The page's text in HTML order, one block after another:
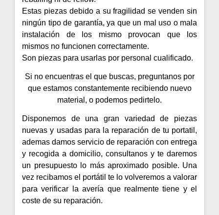
Estas piezas debido a su fragilidad se venden sin
ningún tipo de garantía, ya que un mal uso o mala
instalación de los mismo provocan que los
mismos no funcionen correctamente.
Son piezas para usarlas por personal cualificado.
Si no encuentras el que buscas, preguntanos por
que estamos constantemente recibiendo nuevo
material, o podemos pedirtelo.
Disponemos de una gran variedad de piezas
nuevas y usadas para la reparación de tu portatil,
ademas damos servicio de reparación con entrega
y recogida a domicilio, consultanos y te daremos
un presupuesto lo más aproximado posible. Una
vez recibamos el portátil te lo volveremos a valorar
para verificar la avería que realmente tiene y el
coste de su reparación.